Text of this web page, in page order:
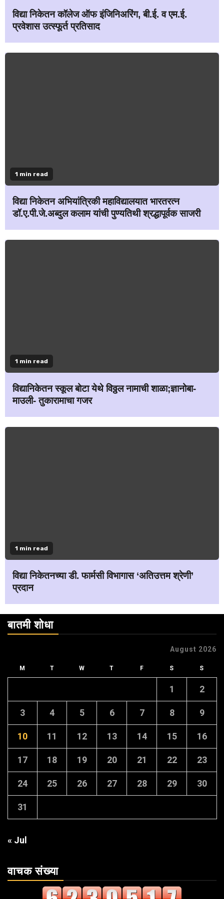
विद्या निकेतन कॉलेज ऑफ इंजिनिअरिंग, बी.ई. व एम.ई.
प्रवेशास उत्स्फूर्त प्रतिसाद
1 min read
विद्या निकेतन अभियांत्रिकी महाविद्यालयात भारतरत्न
डॉ.ए.पी.जे.अब्दुल कलाम यांची पुण्यतिथी श्रद्धापूर्वक साजरी
1 min read
विद्यानिकेतन स्कूल बोटा येथे विठ्ठल नामाची शाळा;ज्ञानोबा-
माउली- तुकारामाचा गजर
1 min read
विद्या निकेतनच्या डी. फार्मसी विभागास ‘अतिउत्तम श्रेणी’
प्रदान
बातमी शोधा
August 2026
M T W T F S S
1 2
3 4 5 6 7 8 9
10 11 12 13 14 15 16
17 18 19 20 21 22 23
24 25 26 27 28 29 30
31
« Jul
वाचक संख्या